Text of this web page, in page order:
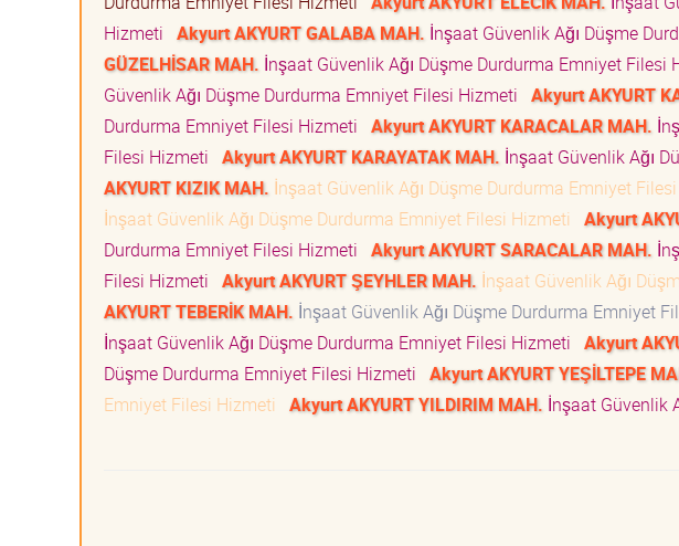
Hizmeti Akyurt AKYURT GALABA MAH. İnşaat Güvenlik Ağı Düşme
GÜZELHİSAR MAH. İnşaat Güvenlik Ağı Düşme Durdurma Emniyet Filesi
Güvenlik Ağı Düşme Durdurma Emniyet Filesi Hizmeti Akyurt AKYURT
Durdurma Emniyet Filesi Hizmeti Akyurt AKYURT KARACALAR MAH.
Filesi Hizmeti Akyurt AKYURT KARAYATAK MAH. İnşaat Güvenlik Ağı
AKYURT KIZIK MAH. İnşaat Güvenlik Ağı Düşme Durdurma Emniyet
İnşaat Güvenlik Ağı Düşme Durdurma Emniyet Filesi Hizmeti Akyurt
Durdurma Emniyet Filesi Hizmeti Akyurt AKYURT SARACALAR MAH.
Filesi Hizmeti Akyurt AKYURT ŞEYHLER MAH. İnşaat Güvenlik Ağı
AKYURT TEBERİK MAH. İnşaat Güvenlik Ağı Düşme Durdurma Emniyet
İnşaat Güvenlik Ağı Düşme Durdurma Emniyet Filesi Hizmeti Akyurt
Düşme Durdurma Emniyet Filesi Hizmeti Akyurt AKYURT YEŞİLTEPE
Emniyet Filesi Hizmeti Akyurt AKYURT YILDIRIM MAH. İnşaat Güvenlik